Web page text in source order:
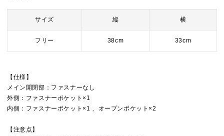
サイズ 縦 横
フリー 38cm 33cm
【仕様】
メイン開閉部：ファスナーなし
外側：ファスナーポケット×1
内側：ファスナーポケット×1 、オープンポケット×2
【注意点】